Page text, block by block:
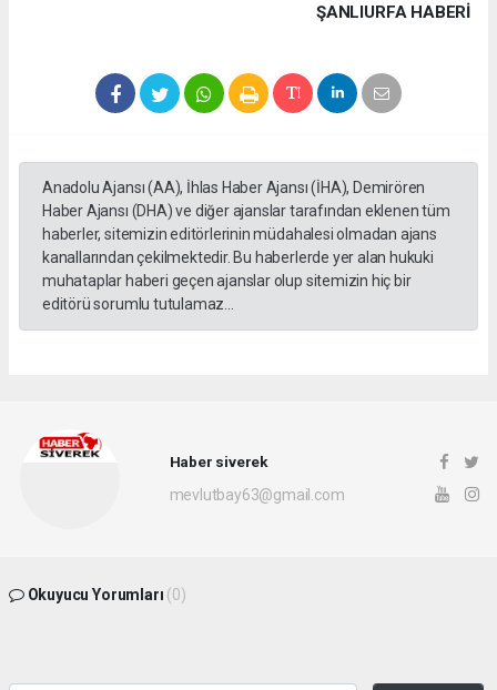
ŞANLIURFA HABERİ
Anadolu Ajansı (AA), İhlas Haber Ajansı (İHA), Demirören
Haber Ajansı (DHA) ve diğer ajanslar tarafından eklenen tüm
haberler, sitemizin editörlerinin müdahalesi olmadan ajans
kanallarından çekilmektedir. Bu haberlerde yer alan hukuki
muhataplar haberi geçen ajanslar olup sitemizin hiç bir
editörü sorumlu tutulamaz...
Haber siverek
mevlutbay63@gmail.com
Okuyucu Yorumları (0)